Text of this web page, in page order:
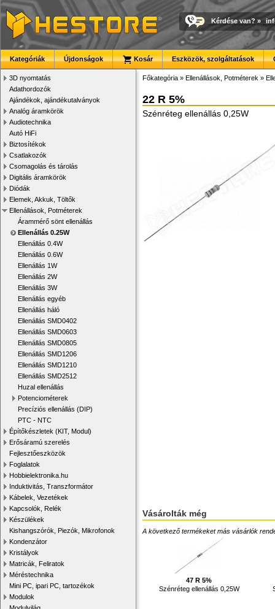
Kérdése van? »
Kategóriák Újdonságok Kosár Eszközök, szolgáltatások
3D nyomtatás
Adathordozók
Ajándékok, ajándékutalványok
Analóg áramkörök
Audiotechnika
Autó HiFi
Biztosítékok
Csatlakozók
Csomagolás és tárolás
Digitális áramkörök
Diódák
Elemek, Akkuk, Töltők
Ellenállások, Potméterek
Árammérő sönt ellenállás
Ellenállás 0.25W
Ellenállás 0.4W
Ellenállás 0.6W
Ellenállás 1W
Ellenállás 2W
Ellenállás 3W
Ellenállás egyéb
Ellenállás háló
Ellenállás SMD0402
Ellenállás SMD0603
Ellenállás SMD0805
Ellenállás SMD1206
Ellenállás SMD1210
Ellenállás SMD2512
Huzal ellenállás
Potenciométerek
Precíziós ellenállás (DIP)
PTC - NTC
Építőkészletek (KIT, Modul)
Erősáramú szerelés
Fejlesztőeszközök
Foglalatok
Hobbielektronika.hu
Induktivitás, Transzformátor
Kábelek, Vezetékek
Kapcsolók, Relék
Készülékek
Kishangszórók, Piezók, Mikrofonok
Kondenzátor
Kristályok
Matricák, Feliratok
Méréstechnika
Mini PC, ipari PC, tartozékok
Modulok
Főkategória » Ellenállások, Potméterek »
22 R 5%
Szénréteg ellenállás 0,25W
Vásárolták még
A következő termékeket más vásárlók
47 R 5%
Szénréteg ellenállás 0,25W